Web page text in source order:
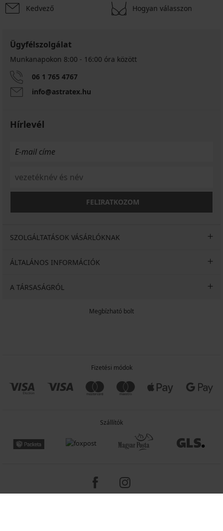
Kedvező Hogyan válasszon
Ügyfélszolgálat
Munkanapokon 8:00 - 16:00 óra között
06 1 765 4767
info@astratex.hu
Hírlevél
FELIRATKOZOM
SZOLGÁLTATÁSOK VÁSÁRLÓKNAK
ÁLTALÁNOS INFORMÁCIÓK
A TÁRSASÁGRÓL
Megbízható bolt
Fizetési módok
Szállítók